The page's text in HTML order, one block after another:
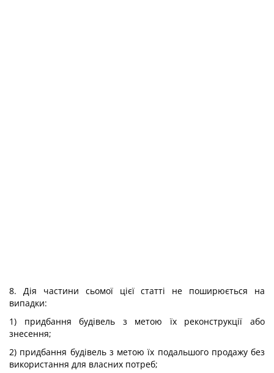
8. Дія частини сьомої цієї статті не поширюється на
випадки:
1) придбання будівель з метою їх реконструкції або
знесення;
2) придбання будівель з метою їх подальшого продажу без
використання для власних потреб;